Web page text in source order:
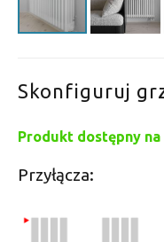
Skonfiguruj
Produkt dostępny
Przyłącza: